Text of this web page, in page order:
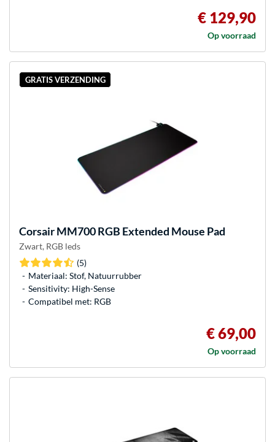
€ 129,90
Op voorraad
GRATIS VERZENDING
CorsairMM700 RGB Extended Mouse Pad
Zwart, RGB leds
(5)
Materiaal: Stof, Natuurrubber
Sensitivity: High-Sense
Compatibel met: RGB
€ 69,00
Op voorraad